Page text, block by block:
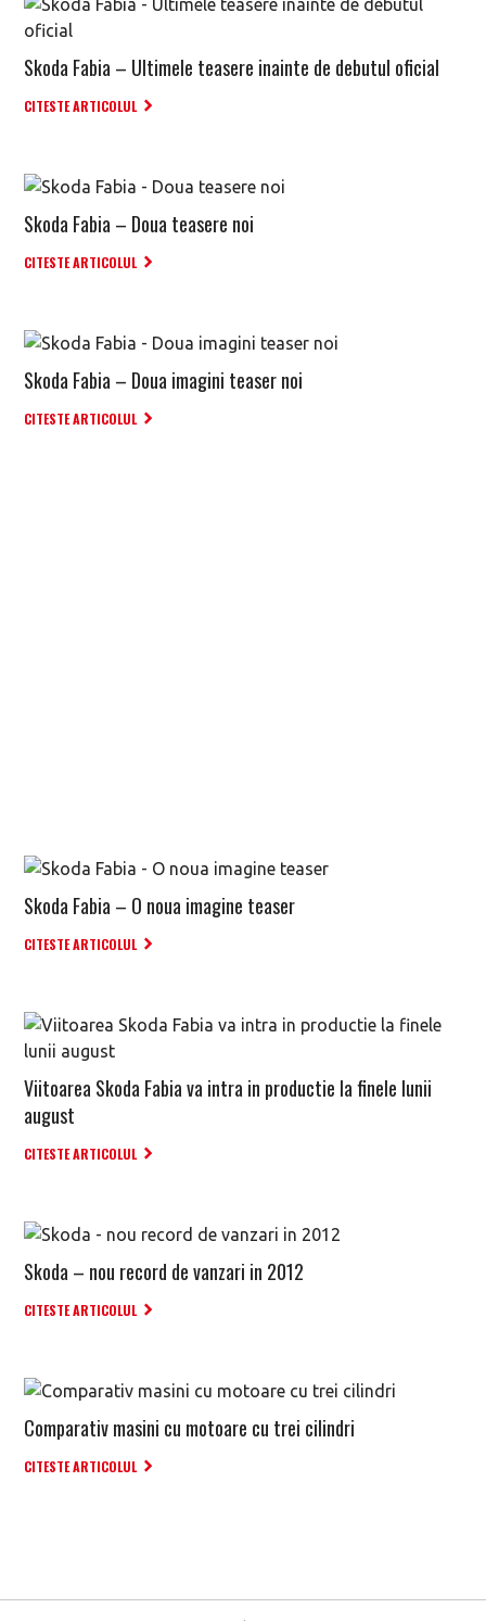
Skoda Fabia – Ultimele teasere inainte de debutul oficial
CITESTE ARTICOLUL
Skoda Fabia – Doua teasere noi
CITESTE ARTICOLUL
Skoda Fabia – Doua imagini teaser noi
CITESTE ARTICOLUL
Skoda Fabia – O noua imagine teaser
CITESTE ARTICOLUL
Viitoarea Skoda Fabia va intra in productie la finele lunii
august
CITESTE ARTICOLUL
Skoda – nou record de vanzari in 2012
CITESTE ARTICOLUL
Comparativ masini cu motoare cu trei cilindri
CITESTE ARTICOLUL